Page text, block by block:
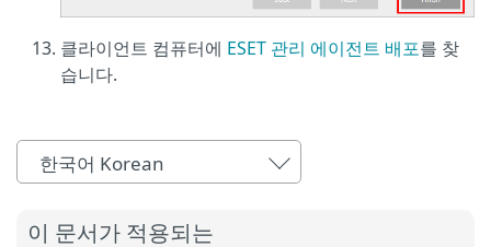
클라이언트 컴퓨터에 ESET 관리 에이전트 배포를 찾
습니다.
한국어 Korean
이 문서가 적용되는